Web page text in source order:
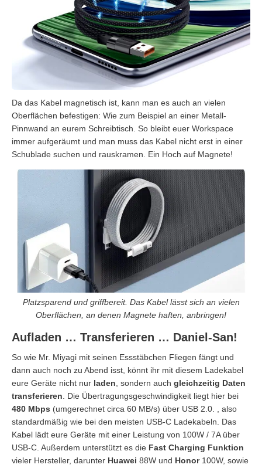
Da das Kabel magnetisch ist, kann man es auch an vielen
Oberflächen befestigen: Wie zum Beispiel an einer Metall-
Pinnwand an eurem Schreibtisch. So bleibt euer Workspace
immer aufgeräumt und man muss das Kabel nicht erst in einer
Schublade suchen und rauskramen. Ein Hoch auf Magnete!
Platzsparend und griffbereit. Das Kabel lässt sich an vielen
Oberflächen, an denen Magnete haften, anbringen!
Aufladen … Transferieren … Daniel-San!
So wie Mr. Miyagi mit seinen Essstäbchen Fliegen fängt und
dann auch noch zu Abend isst, könnt ihr mit diesem Ladekabel
eure Geräte nicht nur laden, sondern auch gleichzeitig Daten
transferieren. Die Übertragungsgeschwindigkeit liegt hier bei
480 Mbps (umgerechnet circa 60 MB/s) über USB 2.0. , also
standardmäßig wie bei den meisten USB-C Ladekabeln. Das
Kabel lädt eure Geräte mit einer Leistung von 100W / 7A über
USB-C. Außerdem unterstützt es die Fast Charging Funktion
vieler Hersteller, darunter Huawei 88W und Honor100W, sowie